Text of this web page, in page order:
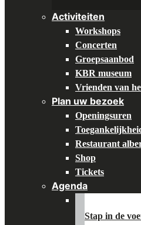
Activiteiten
Workshops
Concerten
Groepsaanbod
KBR museum
Vrienden van
Plan uw bezoek
Openingsuren
Restaurant
Shop
Tickets
Agenda
Stap in de